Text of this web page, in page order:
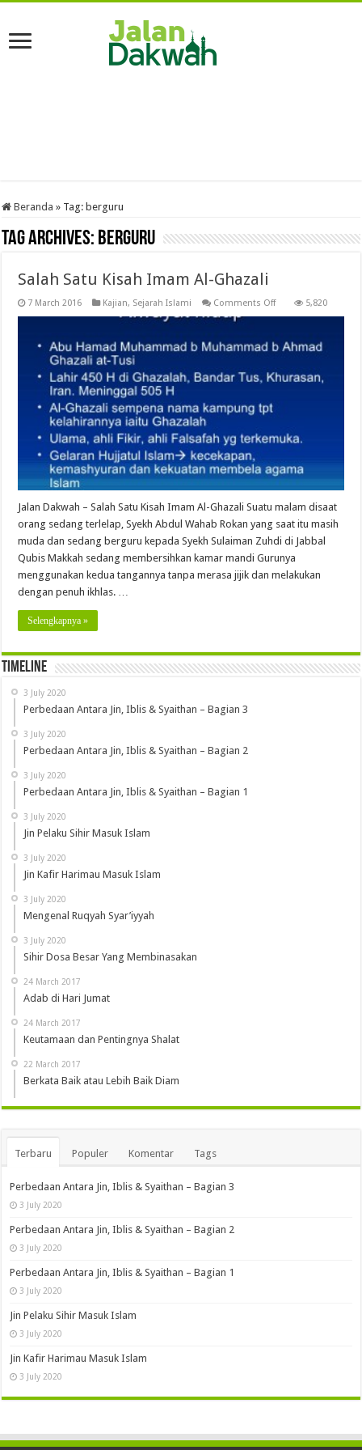
Beranda » Tag: berguru
Tag Archives: berguru
Salah Satu Kisah Imam Al-Ghazali
7 March 2016 Kajian, Sejarah Islami Comments Offon
Imam
Al-
5,820
Jalan Dakwah – Salah Satu Kisah Imam Al-Ghazali Suatu malam disaat
orang sedang terlelap, Syekh Abdul Wahab Rokan yang saat itu masih
muda dan sedang berguru kepada Syekh Sulaiman Zuhdi di Jabbal
Qubis Makkah sedang membersihkan kamar mandi Gurunya
menggunakan kedua tangannya tanpa merasa jijik dan melakukan
dengan penuh ikhlas. …
Selengkapnya »
Timeline
3 July 2020
Perbedaan Antara Jin, Iblis & Syaithan – Bagian 3
3 July 2020
Perbedaan Antara Jin, Iblis & Syaithan – Bagian 2
3 July 2020
Perbedaan Antara Jin, Iblis & Syaithan – Bagian 1
3 July 2020
Jin Pelaku Sihir Masuk Islam
3 July 2020
Jin Kafir Harimau Masuk Islam
3 July 2020
Mengenal Ruqyah Syar’iyyah
3 July 2020
Sihir Dosa Besar Yang Membinasakan
24 March 2017
Adab di Hari Jumat
24 March 2017
Keutamaan dan Pentingnya Shalat
22 March 2017
Berkata Baik atau Lebih Baik Diam
Terbaru Populer Komentar Tags
Perbedaan Antara Jin, Iblis & Syaithan – Bagian 3
3 July 2020
Perbedaan Antara Jin, Iblis & Syaithan – Bagian 2
3 July 2020
Perbedaan Antara Jin, Iblis & Syaithan – Bagian 1
3 July 2020
Jin Pelaku Sihir Masuk Islam
3 July 2020
Jin Kafir Harimau Masuk Islam
3 July 2020